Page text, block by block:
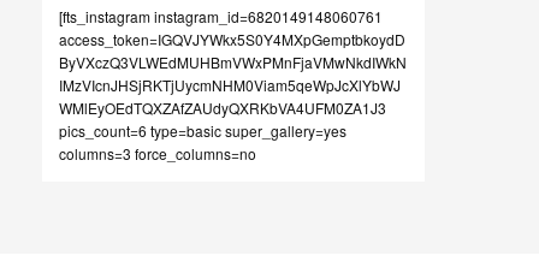
[fts_instagram instagram_id=6820149148060761
access_token=IGQVJYWkx5S0Y4MXpGemptbkoydD
ByVXczQ3VLWEdMUHBmVWxPMnFjaVMwNkdIWkN
IMzVIcnJHSjRKTjUycmNHM0Viam5qeWpJcXlYbWJ
WMlEyOEdTQXZAfZAUdyQXRKbVA4UFM0ZA1J3
pics_count=6 type=basic super_gallery=yes
columns=3 force_columns=no